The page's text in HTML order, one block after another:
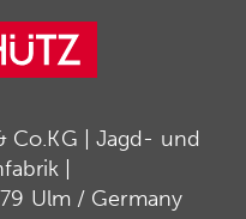
Co.KG | Jagd- und
|
Ulm / Germany